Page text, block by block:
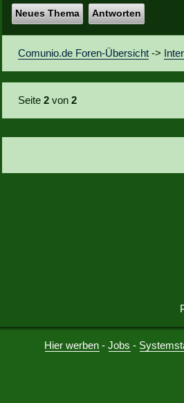
Neues Thema Antworten
Comunio.de Foren-Übersicht ->
Seite2 von2
Hier werben -Jobs -